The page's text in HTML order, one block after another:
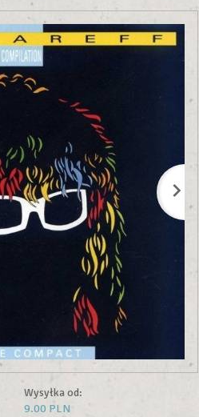
Wysyłka od:
9.00 PLN